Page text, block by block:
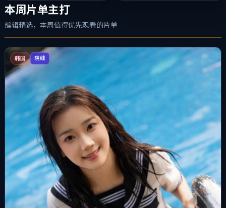
本周片单主打
编辑精选，本周值得优先观看的片单
韩国 院线